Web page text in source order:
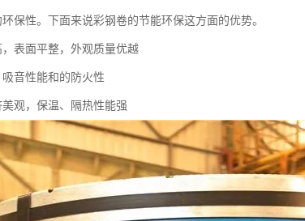
保性。下面来说彩钢卷的节能环保这方面的优势。
表面平整，外观质量优越
音性能和的防火性
观，保温、隔热性能强